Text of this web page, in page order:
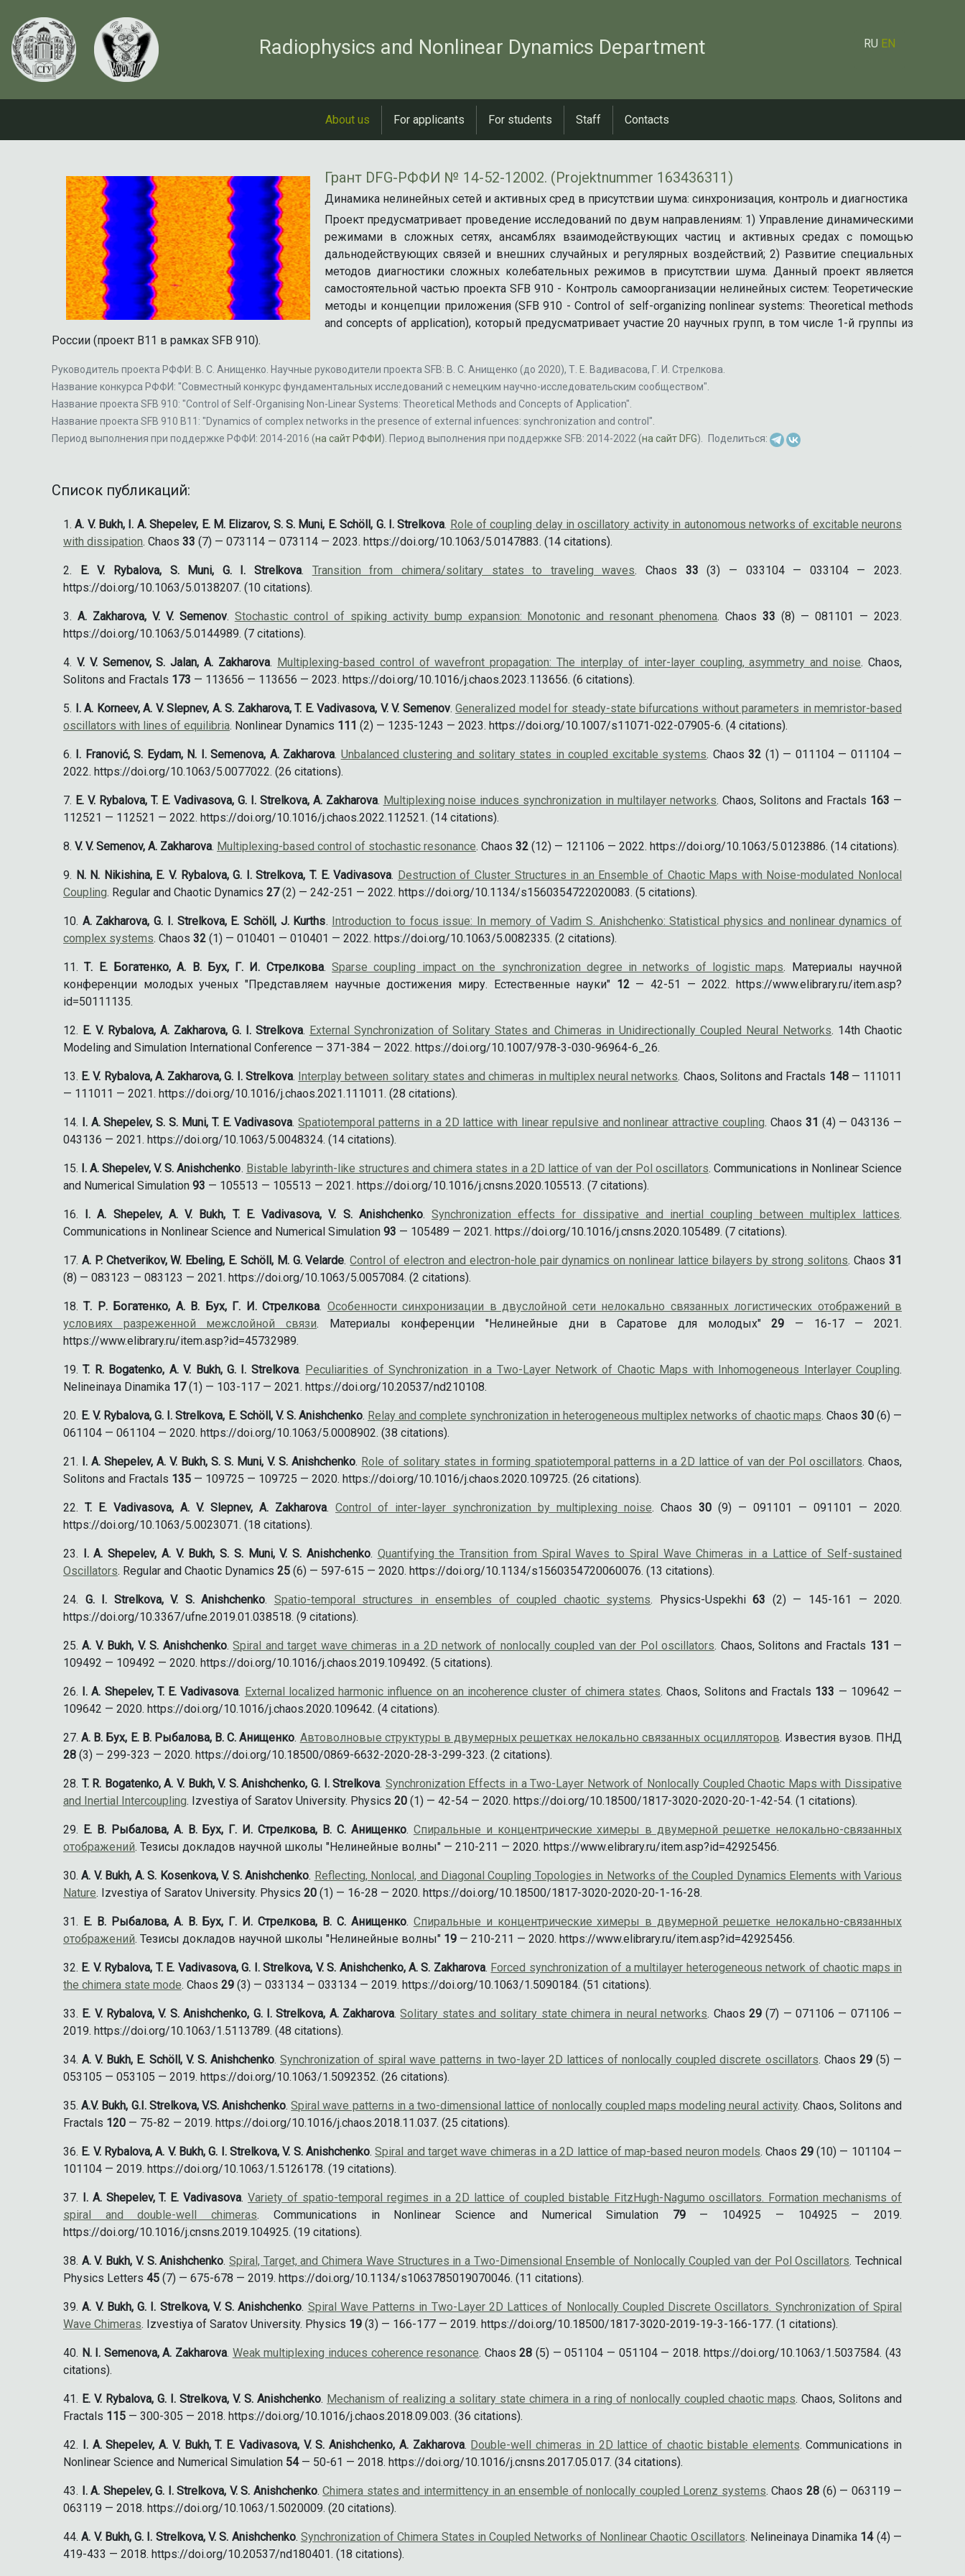
Radiophysics and Nonlinear Dynamics Department RU EN
About us For applicants For students Staff Contacts
Грант DFG-РФФИ № 14-52-12002. (Projektnummer 163436311)
Динамика нелинейных сетей и активных сред в присутствии шума: синхронизация, контроль и диагностика
Проект предусматривает проведение исследований по двум направлениям: 1) Управление динамическими
режимами в сложных сетях, ансамблях взаимодействующих частиц и активных средах с помощью
дальнодействующих связей и внешних случайных и регулярных воздействий; 2) Развитие специальных
методов диагностики сложных колебательных режимов в присутствии шума. Данный проект является
самостоятельной частью проекта SFB 910 - Контроль самоорганизации нелинейных систем: Теоретические
методы и концепции приложения (SFB 910 - Control of self-organizing nonlinear systems: Theoretical methods
and concepts of application), который предусматривает участие 20 научных групп, в том числе 1-й группы из
России (проект B11 в рамках SFB 910).
Руководитель проекта РФФИ: В. С. Анищенко. Научные руководители проекта SFB: В. С. Анищенко (до 2020), Т. Е. Вадивасова, Г. И. Стрелкова.
Название конкурса РФФИ: "Совместный конкурс фундаментальных исследований с немецким научно-исследовательским сообществом".
Название проекта SFB 910: "Control of Self-Organising Non-Linear Systems: Theoretical Methods and Concepts of Application".
Название проекта SFB 910 B11: "Dynamics of complex networks in the presence of external infuences: synchronization and control".
Период выполнения при поддержке РФФИ: 2014-2016 (на сайт РФФИ). Период выполнения при поддержке SFB: 2014-2022 (на сайт DFG). Поделиться:
Список публикаций:
A. V. Bukh, I. A. Shepelev, E. M. Elizarov, S. S. Muni, E. Schöll, G. I. Strelkova. Role of coupling delay in oscillatory activity in autonomous networks of excitable neurons
with dissipation. Chaos 33 (7) — 073114 — 073114 — 2023. https://doi.org/10.1063/5.0147883. (14 citations).
E. V. Rybalova, S. Muni, G. I. Strelkova. Transition from chimera/solitary states to traveling waves. Chaos 33 (3) — 033104 — 033104 — 2023.
https://doi.org/10.1063/5.0138207. (10 citations).
A. Zakharova, V. V. Semenov. Stochastic control of spiking activity bump expansion: Monotonic and resonant phenomena. Chaos33 (8) — 081101 — 2023.
https://doi.org/10.1063/5.0144989. (7 citations).
V. V. Semenov, S. Jalan, A. Zakharova. Multiplexing-based control of wavefront propagation: The interplay of inter-layer coupling, asymmetry and noise. Chaos,
Solitons and Fractals 173 — 113656 — 113656 — 2023. https://doi.org/10.1016/j.chaos.2023.113656. (6 citations).
I. A. Korneev, A. V. Slepnev, A. S. Zakharova, T. E. Vadivasova, V. V. Semenov. Generalized model for steady-state bifurcations without parameters in memristor-based
oscillators with lines of equilibria. Nonlinear Dynamics 111 (2) — 1235-1243 — 2023. https://doi.org/10.1007/s11071-022-07905-6. (4 citations).
I. Franović, S. Eydam, N. I. Semenova, A. Zakharova. Unbalanced clustering and solitary states in coupled excitable systems. Chaos32 (1) — 011104 — 011104 —
2022. https://doi.org/10.1063/5.0077022. (26 citations).
E. V. Rybalova, T. E. Vadivasova, G. I. Strelkova, A. Zakharova. Multiplexing noise induces synchronization in multilayer networks. Chaos, Solitons and Fractals 163 —
112521 — 112521 — 2022. https://doi.org/10.1016/j.chaos.2022.112521. (14 citations).
V. V. Semenov, A. Zakharova. Multiplexing-based control of stochastic resonance. Chaos 32 (12) — 121106 — 2022. https://doi.org/10.1063/5.0123886. (14 citations).
N. N. Nikishina, E. V. Rybalova, G. I. Strelkova, T. E. Vadivasova. Destruction of Cluster Structures in an Ensemble of Chaotic Maps with Noise-modulated Nonlocal
Coupling. Regular and Chaotic Dynamics 27(2) — 242-251 — 2022. https://doi.org/10.1134/s1560354722020083. (5 citations).
A. Zakharova, G. I. Strelkova, E. Schöll, J. Kurths. Introduction to focus issue: In memory of Vadim S. Anishchenko: Statistical physics and nonlinear dynamics of
complex systems. Chaos 32 (1) — 010401 — 010401 — 2022. https://doi.org/10.1063/5.0082335. (2 citations).
Т. Е. Богатенко, А. В. Бух, Г. И. Стрелкова.Sparse coupling impact on the synchronization degree in networks of logistic maps. Материалы научной
конференции молодых ученых "Представляем научные достижения миру. Естественные науки" 12— 42-51 — 2022. https://www.elibrary.ru/item.asp?
id=50111135.
E. V. Rybalova, A. Zakharova, G. I. Strelkova. External Synchronization of Solitary States and Chimeras in Unidirectionally Coupled Neural Networks. 14th Chaotic
Modeling and Simulation International Conference — 371-384 — 2022. https://doi.org/10.1007/978-3-030-96964-6_26.
E. V. Rybalova, A. Zakharova, G. I. Strelkova. Interplay between solitary states and chimeras in multiplex neural networks. Chaos, Solitons and Fractals 148— 111011
— 111011 — 2021. https://doi.org/10.1016/j.chaos.2021.111011. (28 citations).
I. A. Shepelev, S. S. Muni, T. E. Vadivasova.Spatiotemporal patterns in a 2D lattice with linear repulsive and nonlinear attractive coupling. Chaos 31 (4) — 043136 —
043136 — 2021. https://doi.org/10.1063/5.0048324. (14 citations).
I. A. Shepelev, V. S. Anishchenko. Bistable labyrinth-like structures and chimera states in a 2D lattice of van der Pol oscillators. Communications in Nonlinear Science
and Numerical Simulation 93 — 105513 — 105513 — 2021. https://doi.org/10.1016/j.cnsns.2020.105513. (7 citations).
I. A. Shepelev, A. V. Bukh, T. E. Vadivasova, V. S. Anishchenko. Synchronization effects for dissipative and inertial coupling between multiplex lattices.
Communications in Nonlinear Science and Numerical Simulation 93 — 105489 — 2021. https://doi.org/10.1016/j.cnsns.2020.105489. (7 citations).
A. P. Chetverikov, W. Ebeling, E. Schöll, M. G. Velarde.Control of electron and electron-hole pair dynamics on nonlinear lattice bilayers by strong solitons. Chaos31
(8) — 083123 — 083123 — 2021. https://doi.org/10.1063/5.0057084. (2 citations).
Т. Р. Богатенко, А. В. Бух, Г. И. Стрелкова. Особенности синхронизации в двуслойной сети нелокально связанных логистических отображений в
условиях разреженной межслойной связи. Материалы конференции "Нелинейные дни в Саратове для молодых"29 — 16-17 — 2021.
https://www.elibrary.ru/item.asp?id=45732989.
T. R. Bogatenko, A. V. Bukh, G. I. Strelkova. Peculiarities of Synchronization in a Two-Layer Network of Chaotic Maps with Inhomogeneous Interlayer Coupling.
Nelineinaya Dinamika 17(1) — 103-117 — 2021. https://doi.org/10.20537/nd210108.
E. V. Rybalova, G. I. Strelkova, E. Schöll, V. S. Anishchenko. Relay and complete synchronization in heterogeneous multiplex networks of chaotic maps. Chaos 30(6) —
061104 — 061104 — 2020. https://doi.org/10.1063/5.0008902. (38 citations).
I. A. Shepelev, A. V. Bukh, S. S. Muni, V. S. Anishchenko. Role of solitary states in forming spatiotemporal patterns in a 2D lattice of van der Pol oscillators. Chaos,
Solitons and Fractals 135 — 109725 — 109725 — 2020. https://doi.org/10.1016/j.chaos.2020.109725. (26 citations).
T. E. Vadivasova, A. V. Slepnev, A. Zakharova. Control of inter-layer synchronization by multiplexing noise. Chaos 30 (9) — 091101 — 091101 — 2020.
https://doi.org/10.1063/5.0023071. (18 citations).
I. A. Shepelev, A. V. Bukh, S. S. Muni, V. S. Anishchenko. Quantifying the Transition from Spiral Waves to Spiral Wave Chimeras in a Lattice of Self-sustained
Oscillators. Regular and Chaotic Dynamics 25 (6) — 597-615 — 2020. https://doi.org/10.1134/s1560354720060076. (13 citations).
G. I. Strelkova, V. S. Anishchenko. Spatio-temporal structures in ensembles of coupled chaotic systems. Physics-Uspekhi63 (2) — 145-161 — 2020.
https://doi.org/10.3367/ufne.2019.01.038518. (9 citations).
A. V. Bukh, V. S. Anishchenko.Spiral and target wave chimeras in a 2D network of nonlocally coupled van der Pol oscillators. Chaos, Solitons and Fractals 131 —
109492 — 109492 — 2020. https://doi.org/10.1016/j.chaos.2019.109492. (5 citations).
I. A. Shepelev, T. E. Vadivasova. External localized harmonic influence on an incoherence cluster of chimera states. Chaos, Solitons and Fractals 133 — 109642 —
109642 — 2020. https://doi.org/10.1016/j.chaos.2020.109642. (4 citations).
А. В. Бух, Е. В. Рыбалова, В. С. Анищенко. Автоволновые структуры в двумерных решетках нелокально связанных осцилляторов. Известия вузов. ПНД
28 (3) — 299-323 — 2020. https://doi.org/10.18500/0869-6632-2020-28-3-299-323. (2 citations).
T. R. Bogatenko, A. V. Bukh, V. S. Anishchenko, G. I. Strelkova. Synchronization Effects in a Two-Layer Network of Nonlocally Coupled Chaotic Maps with Dissipative
and Inertial Intercoupling. Izvestiya of Saratov University. Physics 20 (1) — 42-54 — 2020. https://doi.org/10.18500/1817-3020-2020-20-1-42-54. (1 citations).
Е. В. Рыбалова, А. В. Бух, Г. И. Стрелкова, В. С. Анищенко. Спиральные и концентрические химеры в двумерной решетке нелокально-связанных
отображений. Тезисы докладов научной школы "Нелинейные волны" — 210-211 — 2020. https://www.elibrary.ru/item.asp?id=42925456.
A. V. Bukh, A. S. Kosenkova, V. S. Anishchenko. Reflecting, Nonlocal, and Diagonal Coupling Topologies in Networks of the Coupled Dynamics Elements with Various
Nature. Izvestiya of Saratov University. Physics 20 (1) — 16-28 — 2020. https://doi.org/10.18500/1817-3020-2020-20-1-16-28.
Е. В. Рыбалова, А. В. Бух, Г. И. Стрелкова, В. С. Анищенко. Спиральные и концентрические химеры в двумерной решетке нелокально-связанных
отображений. Тезисы докладов научной школы "Нелинейные волны" 19 — 210-211 — 2020. https://www.elibrary.ru/item.asp?id=42925456.
E. V. Rybalova, T. E. Vadivasova, G. I. Strelkova, V. S. Anishchenko, A. S. Zakharova. Forced synchronization of a multilayer heterogeneous network of chaotic maps in
the chimera state mode. Chaos 29 (3) — 033134 — 033134 — 2019. https://doi.org/10.1063/1.5090184. (51 citations).
E. V. Rybalova, V. S. Anishchenko, G. I. Strelkova, A. Zakharova.Solitary states and solitary state chimera in neural networks. Chaos 29(7) — 071106 — 071106 —
2019. https://doi.org/10.1063/1.5113789. (48 citations).
A. V. Bukh, E. Schöll, V. S. Anishchenko.Synchronization of spiral wave patterns in two-layer 2D lattices of nonlocally coupled discrete oscillators. Chaos 29(5) —
053105 — 053105 — 2019. https://doi.org/10.1063/1.5092352. (26 citations).
A.V. Bukh, G.I. Strelkova, V.S. Anishchenko.Spiral wave patterns in a two-dimensional lattice of nonlocally coupled maps modeling neural activity. Chaos, Solitons and
Fractals 120 — 75-82 — 2019. https://doi.org/10.1016/j.chaos.2018.11.037. (25 citations).
E. V. Rybalova, A. V. Bukh, G. I. Strelkova, V. S. Anishchenko.Spiral and target wave chimeras in a 2D lattice of map-based neuron models. Chaos 29(10) — 101104 —
101104 — 2019. https://doi.org/10.1063/1.5126178. (19 citations).
I. A. Shepelev, T. E. Vadivasova.Variety of spatio-temporal regimes in a 2D lattice of coupled bistable FitzHugh-Nagumo oscillators. Formation mechanisms of
spiral and double-well chimeras. Communications in Nonlinear Science and Numerical Simulation 79— 104925 — 104925 — 2019.
https://doi.org/10.1016/j.cnsns.2019.104925. (19 citations).
A. V. Bukh, V. S. Anishchenko. Spiral, Target, and Chimera Wave Structures in a Two-Dimensional Ensemble of Nonlocally Coupled van der Pol Oscillators. Technical
Physics Letters 45 (7) — 675-678 — 2019. https://doi.org/10.1134/s1063785019070046. (11 citations).
A. V. Bukh, G. I. Strelkova, V. S. Anishchenko. Spiral Wave Patterns in Two-Layer 2D Lattices of Nonlocally Coupled Discrete Oscillators. Synchronization of Spiral
Wave Chimeras. Izvestiya of Saratov University. Physics 19 (3) — 166-177 — 2019. https://doi.org/10.18500/1817-3020-2019-19-3-166-177. (1 citations).
N. I. Semenova, A. Zakharova. Weak multiplexing induces coherence resonance. Chaos28 (5) — 051104 — 051104 — 2018. https://doi.org/10.1063/1.5037584. (43
citations).
E. V. Rybalova, G. I. Strelkova, V. S. Anishchenko. Mechanism of realizing a solitary state chimera in a ring of nonlocally coupled chaotic maps. Chaos, Solitons and
Fractals 115 — 300-305 — 2018. https://doi.org/10.1016/j.chaos.2018.09.003. (36 citations).
I. A. Shepelev, A. V. Bukh, T. E. Vadivasova, V. S. Anishchenko, A. Zakharova. Double-well chimeras in 2D lattice of chaotic bistable elements. Communications in
Nonlinear Science and Numerical Simulation 54— 50-61 — 2018. https://doi.org/10.1016/j.cnsns.2017.05.017. (34 citations).
I. A. Shepelev, G. I. Strelkova, V. S. Anishchenko.Chimera states and intermittency in an ensemble of nonlocally coupled Lorenz systems. Chaos 28(6) — 063119 —
063119 — 2018. https://doi.org/10.1063/1.5020009. (20 citations).
A. V. Bukh, G. I. Strelkova, V. S. Anishchenko. Synchronization of Chimera States in Coupled Networks of Nonlinear Chaotic Oscillators. Nelineinaya Dinamika 14(4) —
419-433 — 2018. https://doi.org/10.20537/nd180401. (18 citations).